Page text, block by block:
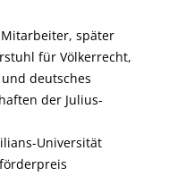
später
für Völkerrecht,
deutsches
der Julius-
Universität